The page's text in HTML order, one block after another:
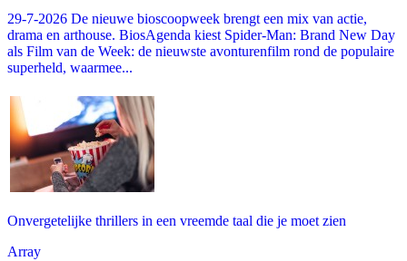
29-7-2026 De nieuwe bioscoopweek brengt een mix van actie,
drama en arthouse. BiosAgenda kiest Spider-Man: Brand New Day
als Film van de Week: de nieuwste avonturenfilm rond de populaire
superheld, waarmee...
Onvergetelijke thrillers in een vreemde taal die je moet zien
Array